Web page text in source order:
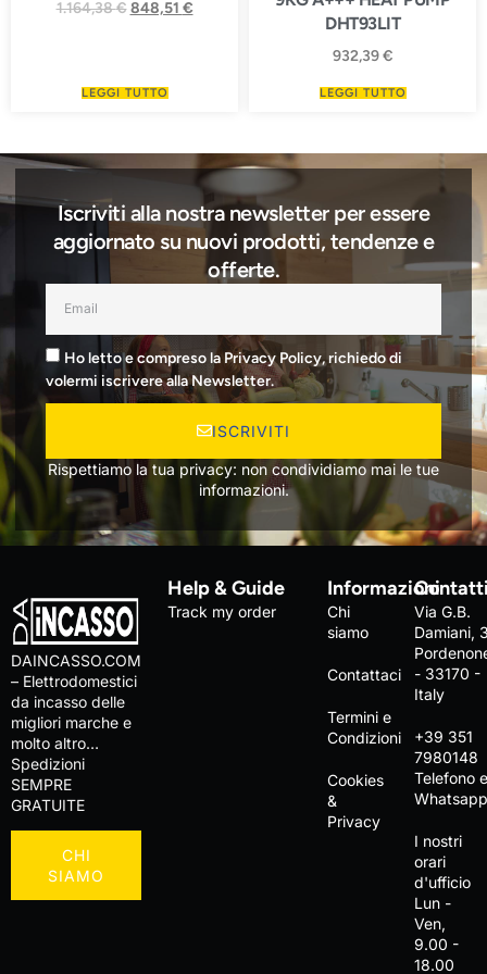
1.164,38€ 848,51 €
LEGGI TUTTO
DHT93LIT
932,39€
LEGGI TUTTO
Iscriviti alla nostra newsletter per essere
aggiornato su nuovi prodotti, tendenze e
offerte.
Ho letto e compreso la Privacy Policy, richiedo di
volermi iscrivere alla Newsletter.
ISCRIVITI
Rispettiamo la tua privacy: non condividiamo mai le tue
informazioni.
DAINCASSO.COM
– Elettrodomestici
da incasso delle
migliori marche e
molto altro…
Spedizioni
SEMPRE
GRATUITE
CHI
SIAMO
Help & Guide
Track my order
Informazioni
Chi
siamo
Contattaci
Termini e
Condizioni
Cookies
&
Privacy
Via G.B.
Damiani,
- 33170 -
Italy
+39 351
7980148
Telefono
I nostri
orari
d'ufficio
Lun -
Ven,
9.00 -
18.00